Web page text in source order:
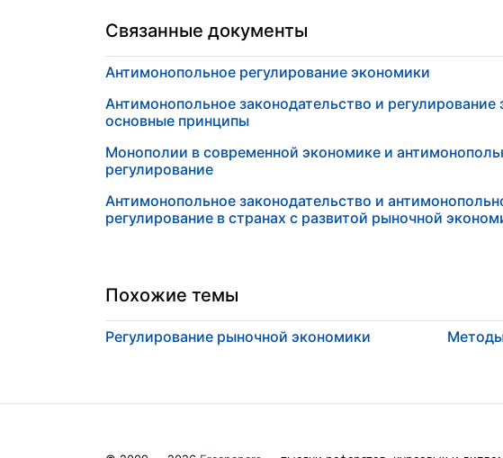
Связанные документы
Антимонопольное регулирование экономики
Антимонопольное законодательство и регулирование
основные принципы
Монополии в современной экономике и
регулирование
Антимонопольное законодательство и
регулирование в странах с развитой рыночной
Похожие темы
Регулирование рыночной экономики